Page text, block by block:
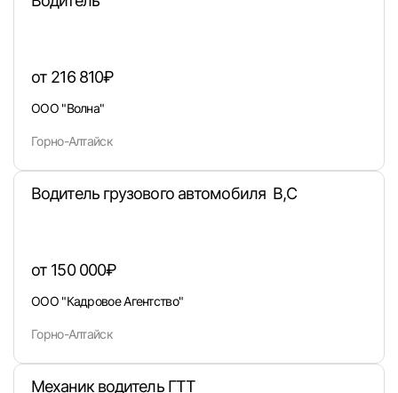
от 216 810₽
ООО "Волна"
Горно-Алтайск
Водитель грузового автомобиля В,С
от 150 000₽
ООО "Кадровое Агентство"
Горно-Алтайск
Механик водитель ГТТ